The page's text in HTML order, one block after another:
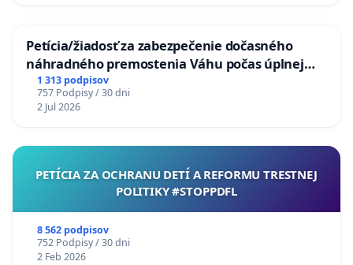
Petícia/žiadosť za zabezpečenie dočasného
náhradného premostenia Váhu počas úplnej
uzávery Vážskeho mosta v Komárne
1 313 podpisov
757 Podpisy / 30 dni
2 Jul 2026
PETÍCIA ZA OCHRANU DETÍ A REFORMU TRESTNEJ
POLITIKY #STOPPDFL
8 562 podpisov
752 Podpisy / 30 dni
2 Feb 2026